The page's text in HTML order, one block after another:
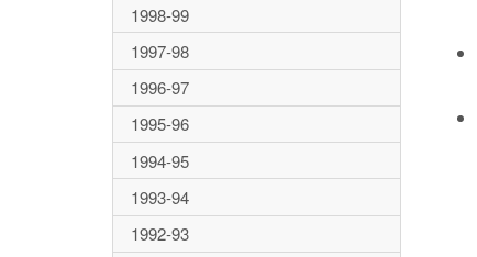
1998-99
1997-98
1996-97
1995-96
1994-95
1993-94
1992-93